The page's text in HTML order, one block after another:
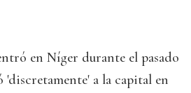
en Níger durante el pasado
'discretamente' a la capital en